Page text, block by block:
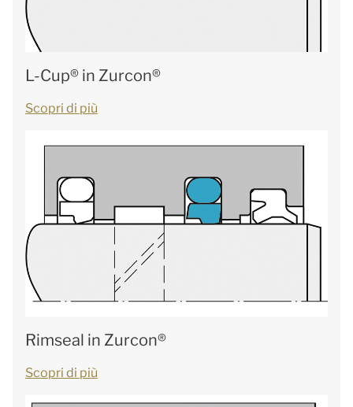
L-Cup® in Zurcon®
Scopri di più
Rimseal in Zurcon®
Scopri di più